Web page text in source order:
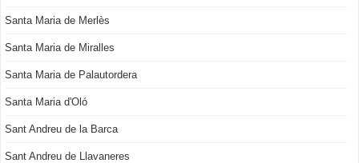
Santa Maria de Merlès
Santa Maria de Miralles
Santa Maria de Palautordera
Santa Maria d'Oló
Sant Andreu de la Barca
Sant Andreu de Llavaneres